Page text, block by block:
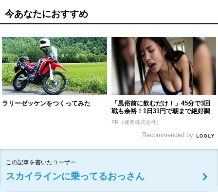
今あなたにおすすめ
ラリーゼッケンをつくってみた
「風俗前に飲むだけ！」45分で3回
戦も余裕！1日31円で朝まで絶好調
PR（健商株式会社）
Recommended by
この記事を書いたユーザー
スカイラインに乗ってるおっさん